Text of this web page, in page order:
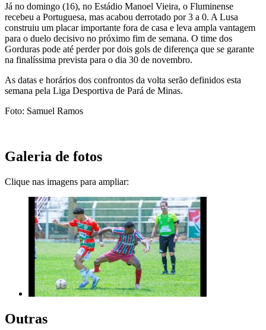
Já no domingo (16), no Estádio Manoel Vieira, o Fluminense
recebeu a Portuguesa, mas acabou derrotado por 3 a 0. A Lusa
construiu um placar importante fora de casa e leva ampla vantagem
para o duelo decisivo no próximo fim de semana. O time dos
Gorduras pode até perder por dois gols de diferença que se garante
na finalíssima prevista para o dia 30 de novembro.
As datas e horários dos confrontos da volta serão definidos esta
semana pela Liga Desportiva de Pará de Minas.
Foto: Samuel Ramos
Galeria de fotos
Clique nas imagens para ampliar:
Outras